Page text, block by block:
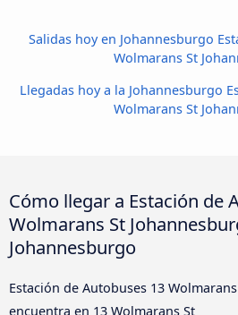
Salidas hoy en Johannesburgo
Wolmarans St
Llegadas hoy a la Johannesburgo
Wolmarans St
Cómo llegar a Estación de
Wolmarans St
Johannesburgo
Estación de Autobuses 13
encuentra en 13 Wolmarans St